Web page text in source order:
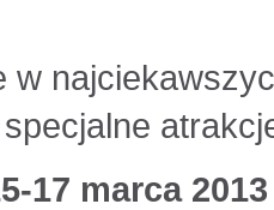
w
specjalne
17 marca 2013